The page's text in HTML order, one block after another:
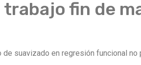
trabajo fin de
suavizado en regresión funcional no